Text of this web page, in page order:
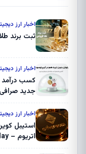
اخبار ارز
ثبت برند
اخبار ارز
کسب
جدید
اخبار ارز
استیبل
اتریوم – U.Today راه اندازی می شود